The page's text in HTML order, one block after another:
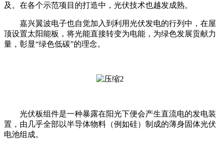
及。在各个示范项目的打造中，光伏技术也越发成熟。
嘉兴翼波电子也自觉加入到利用光伏发电的行列中，在屋
顶设置太阳能板，将光能直接转变为电能，为绿色发展贡献力
量，彰显“绿色低碳”的理念。
光伏板组件是一种暴露在阳光下便会产生直流电的发电装
置，由几乎全部以半导体物料（例如硅）制成的薄身固体光伏
电池组成。